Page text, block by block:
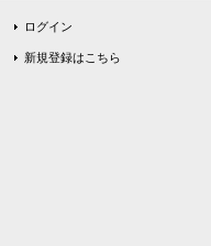
ログイン
新規登録はこちら